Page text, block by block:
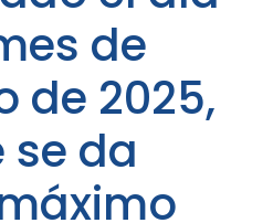
de
de 2025,
da